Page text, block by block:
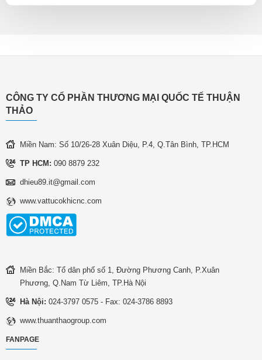
CÔNG TY CỔ PHẦN THƯƠNG MẠI QUỐC TẾ THUẬN
THẢO
Miền Nam: Số 10/26-28 Xuân Diệu, P.4, Q.Tân Bình, TP.HCM
TP HCM: 090 8879 232
dhieu89.it@gmail.com
www.vattucokhicnc.com
Miền Bắc: Tổ dân phố số 1, Đường Phương Canh, P.Xuân
Phương, Q.Nam Từ Liêm, TP.Hà Nội
Hà Nội: 024-3797 0575 - Fax: 024-3786 8893
www.thuanthaogroup.com
FANPAGE